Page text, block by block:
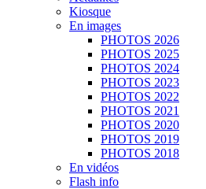
Kiosque
En images
PHOTOS 2026
PHOTOS 2025
PHOTOS 2024
PHOTOS 2023
PHOTOS 2022
PHOTOS 2021
PHOTOS 2020
PHOTOS 2019
PHOTOS 2018
En vidéos
Flash info